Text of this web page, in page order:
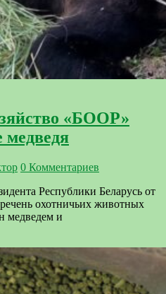
«БООР»
медведя
0 Комментариев
Республики Беларусь от
охотничьих животных
медведем и